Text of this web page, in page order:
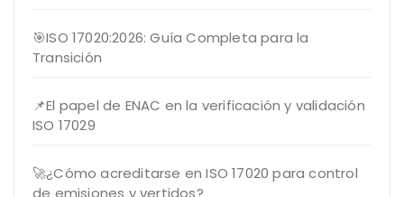
🎯ISO 17020:2026: Guía Completa para la
Transición
📌El papel de ENAC en la verificación y validación
ISO 17029
🚀¿Cómo acreditarse en ISO 17020 para control
de emisiones y vertidos?